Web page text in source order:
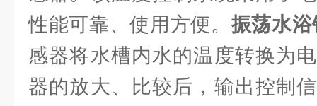
性能可靠、使用方便。 振荡水浴
感器将水槽内水的温度转换为
器的放大、比较后，输出控制